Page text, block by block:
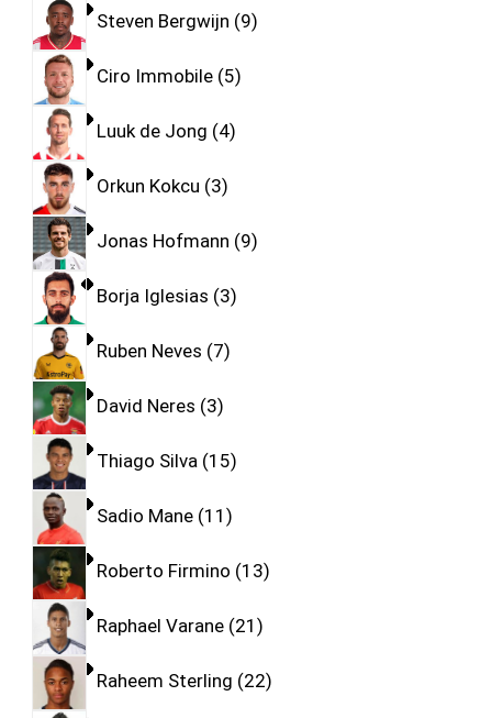
Steven Bergwijn 9
Ciro Immobile 5
Luuk de Jong 4
Orkun Kokcu 3
Jonas Hofmann 9
Borja Iglesias 3
Ruben Neves 7
David Neres 3
Thiago Silva 15
Sadio Mane 11
Roberto Firmino 13
Raphael Varane 21
Raheem Sterling 22